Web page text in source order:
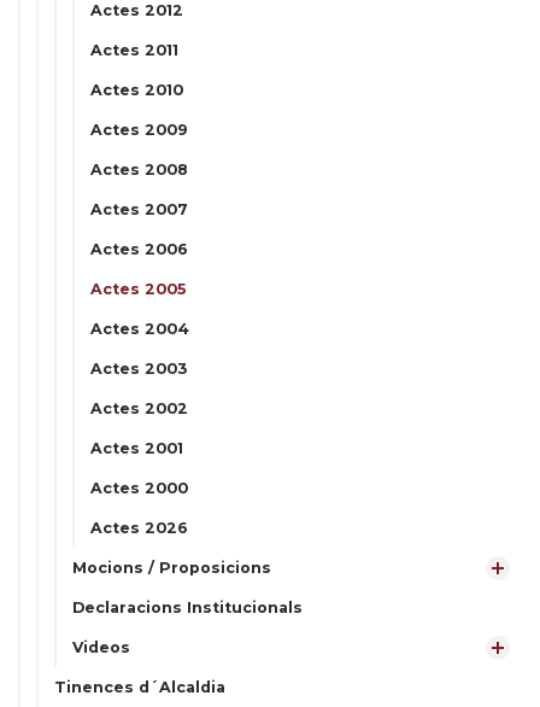
Actes 2012
Actes 2011
Actes 2010
Actes 2009
Actes 2008
Actes 2007
Actes 2006
Actes 2005
Actes 2004
Actes 2003
Actes 2002
Actes 2001
Actes 2000
Actes 2026
Mocions / Proposicions
Declaracions Institucionals
Videos
Tinences d´Alcaldia